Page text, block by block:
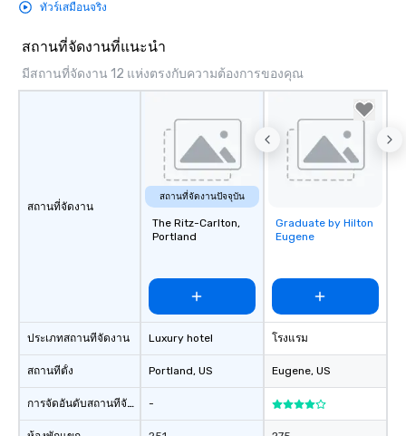
wedding day a
options available for
and every budget.
ทัวร์เสมือนจริง
สถานที่จัดงานที่แนะนำ
มีสถานที่จัดงาน 12 แห่งตรงกับความต้องการของคุณ
สถานที่จัดงาน
ประเภทสถานที่จัดงาน
สถานที่ตั้ง
การจัดอันดับสถานที่จัดงาน
สถานที่จัดงานปัจจุบัน
The Ritz-Carlton,
Portland
Luxury hotel
Portland, US
-
Removed from
favorites
Graduate by Hilton
Eugene
โรงแรม
Eugene, US